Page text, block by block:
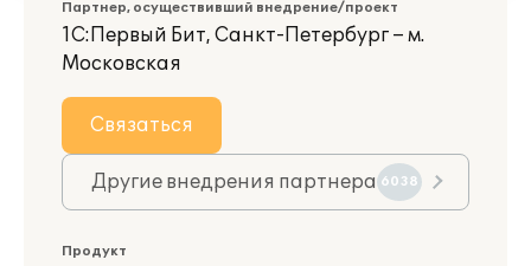
Партнер, осуществивший внедрение/проект
1С:Первый Бит, Санкт-Петербург – м.
Московская
Связаться
Другие внедрения партнера 6038
Продукт